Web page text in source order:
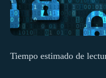
Tiempo estimado de